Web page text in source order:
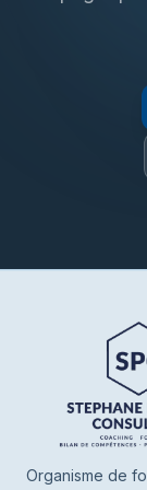
Organisme de